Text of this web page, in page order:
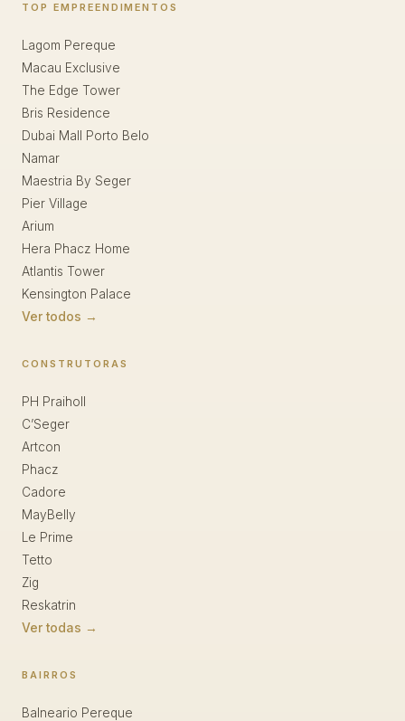
TOP EMPREENDIMENTOS
Lagom Pereque
Macau Exclusive
The Edge Tower
Bris Residence
Dubai Mall Porto Belo
Namar
Maestria By Seger
Pier Village
Arium
Hera Phacz Home
Atlantis Tower
Kensington Palace
Ver todos →
CONSTRUTORAS
PH Praiholl
C’Seger
Artcon
Phacz
Cadore
MayBelly
Le Prime
Tetto
Zig
Reskatrin
Ver todas →
BAIRROS
Balneario Pereque